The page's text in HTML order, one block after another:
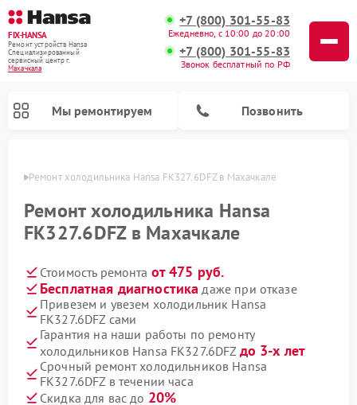
FIX-HANSA
Ремонт устройств Hansa
Специализированный
cервисный центр г.
Махачкала
+7 (800) 301-55-83
Ежедневно, с 10:00 до 20:00
+7 (800) 301-55-83
Звонок бесплатный по РФ
Мы ремонтируем Позвонить
Ремонт холодильника Hansa FK327.6DFZ в Махачкале
Ремонт холодильника Hansa
FK327.6DFZ в Махачкале
Стоимость ремонта от 475 руб.
Бесплатная диагностика даже при отказе
Привезем и увезем холодильник Hansa
FK327.6DFZ сами
Гарантия на наши работы по ремонту
холодильников Hansa FK327.6DFZ до 3-х лет
Срочный ремонт холодильников Hansa
FK327.6DFZ в течении часа
Скидка для вас до 20%